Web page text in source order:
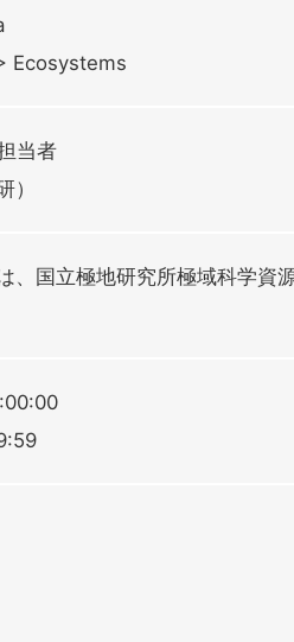
Ecosystems
当者
）
、国立極地研究所極域科学資